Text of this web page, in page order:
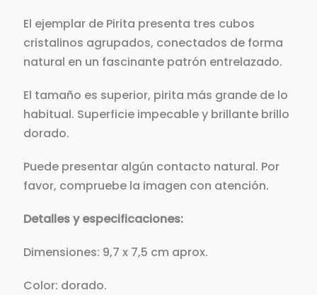
El ejemplar de Pirita presenta tres cubos
cristalinos agrupados, conectados de forma
natural en un fascinante patrón entrelazado.
El tamaño es superior, pirita más grande de lo
habitual. Superficie impecable y brillante brillo
dorado.
Puede presentar algún contacto natural. Por
favor, compruebe la imagen con atención.
Detalles y especificaciones:
Dimensiones: 9,7 x 7,5 cm aprox.
Color: dorado.